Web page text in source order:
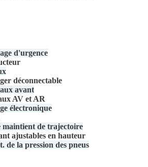
d'urgence
déconnectable
avant
AV et AR
électronique
maintient de trajectoire
ajustables en hauteur
de la pression des pneus